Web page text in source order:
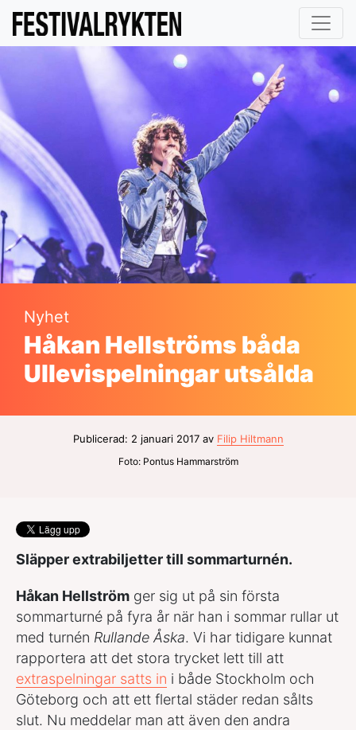
Nyhet
Håkan Hellströms båda
Ullevispelningar utsålda
Publicerad: 2 januari 2017 av Filip Hiltmann
Foto: Pontus Hammarström
Släpper extrabiljetter till sommarturnén.
Håkan Hellström ger sig ut på sin första
sommarturné på fyra år när han i sommar rullar ut
med turnén Rullande Åska. Vi har tidigare kunnat
rapportera att det stora trycket lett till att
extraspelningar satts in i både Stockholm och
Göteborg och att ett flertal städer redan sålts
slut. Nu meddelar man att även den andra